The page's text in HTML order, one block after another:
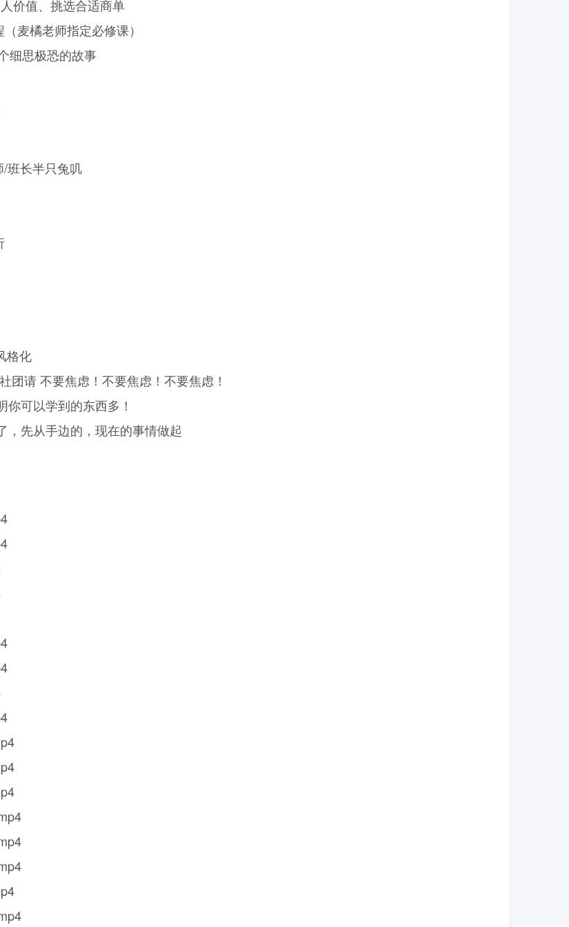
价值、挑选合适商单
麦橘老师指定必修课）
细思极恐的故事
班长半只兔叽
格化
请 不要焦虑！不要焦虑！不要焦虑！
可以学到的东西多！
，先从手边的，现在的事情做起